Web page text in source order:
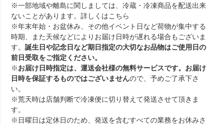
※一部地域や離島に関しましては、冷蔵・冷凍商品を配送出来
ないことがあります。詳しくはこちら
※年末年始・お盆休み、その他イベント日など荷物が集中する
時期、また天候などによりお届け日時が遅れる場合もございま
す。誕生日や記念日など期日指定の大切なお品物はご使用日の
前日受取をご指定ください。
※お届け日時指定は、運送会社様の無料サービスです。お届け
日時を保証するものではございませんので、予めご了承下さ
い。
※荒天時は店舗判断で冷凍便に切り替えて発送させて頂きま
す。
※日曜日は定休日のため、発送を含むすべての業務をお休みさ